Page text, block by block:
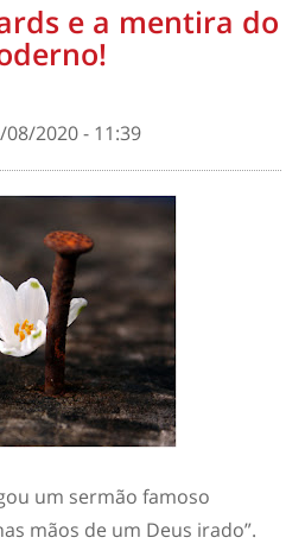
e a mentira do
08/2020 - 11:39
um sermão famoso
mãos de um Deus irado”.